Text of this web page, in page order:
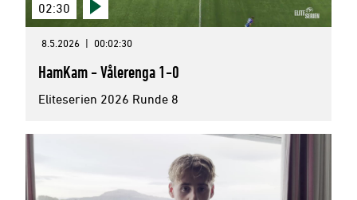
02:30
8.5.2026 | 00:02:30
HamKam - Vålerenga 1-0
Eliteserien 2026 Runde 8